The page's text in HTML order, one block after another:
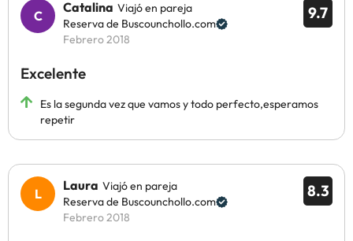
9.7
Catalina Viajó en pareja
Reserva de Buscounchollo.com
Febrero 2018
Excelente
Es la segunda vez que vamos y todo perfecto,esperamos
repetir
8.3
Laura Viajó en pareja
Reserva de Buscounchollo.com
Febrero 2018